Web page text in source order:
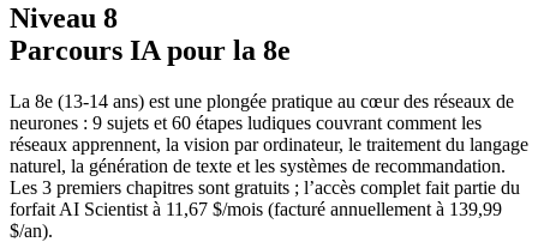
Niveau 8
Parcours IA pour la 8e
La 8e (13-14 ans) est une plongée pratique au cœur des réseaux de
neurones : 9 sujets et 60 étapes ludiques couvrant comment les
réseaux apprennent, la vision par ordinateur, le traitement du langage
naturel, la génération de texte et les systèmes de recommandation.
Les 3 premiers chapitres sont gratuits ; l’accès complet fait partie du
forfait AI Scientist à 11,67 $/mois (facturé annuellement à 139,99
$/an).